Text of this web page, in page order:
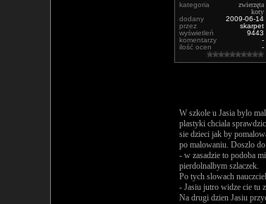
kategoria
zwierzęta
koty
dodany
2009-06-14
przez
skarpet
wyświetleń
9443
komentarzy
-
ilość ocen
-
W szkole u Jasia bylo
plastyki chciala
sie dzieci jak by
po malowaniu. Doszlo
- w zasadzie to podoba
pierdolnalbym szlaczek.
Po tych slowach
- Jasiu jutro widze cie tu
Na drugi dzien Jasiu